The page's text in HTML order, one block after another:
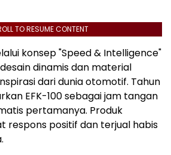
TO RESUME CONTENT
konsep "Speed & Intelligence"
dinamis dan material
dari dunia otomotif. Tahun
EFK-100 sebagai jam tangan
pertamanya. Produk
respons positif dan terjual habis